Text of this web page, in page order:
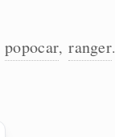
popocar, ranger.